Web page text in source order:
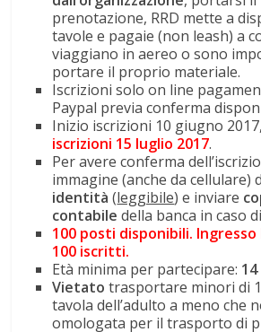
prenotazione, RRD mette a
tavole e pagaie (non leash) a
viaggiano in aereo o sono
portare il proprio materiale.
Iscrizioni solo on line
Paypal previa conferma
Inizio iscrizioni 10 giugno 2017,
iscrizioni 15 luglio 2017.
Per avere conferma
immagine (anche da cellulare)
identità(leggibile) e inviare
contabile della banca in caso
100 posti disponibili.
100 iscritti.
Età minima per partecipare:
Vietatotrasportare minori di
tavola dell’adulto a meno che
omologata per il trasporto di